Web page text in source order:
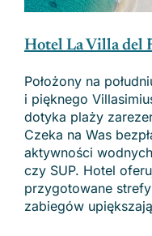
Hotel La Villa del
Położony na
i pięknego
dotyka plaży
Czeka na Was
aktywności
czy SUP. Hotel
przygotowane
zabiegów